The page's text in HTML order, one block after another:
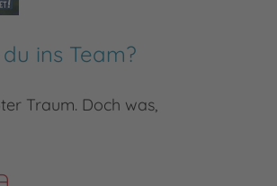
ins Team?
Traum. Doch was,